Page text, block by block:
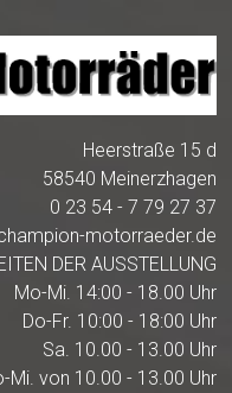
Heerstraße 15 d
58540 Meinerzhagen
0 23 54 - 7 79 27 37
motorraeder.de
DER AUSSTELLUNG
Mo-Mi. 14:00 - 18.00 Uhr
Do-Fr. 10:00 - 18:00 Uhr
Sa. 10.00 - 13.00 Uhr
Mi. von 10.00 - 13.00 Uhr